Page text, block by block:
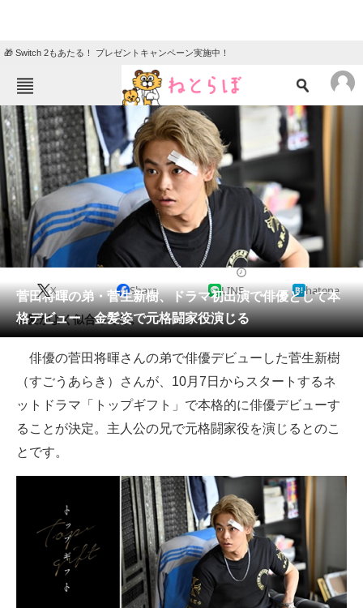
🎁 Switch 2もあたる！ プレゼントキャンペーン実施中！
ねとらぼメニュー
TOP ニュース
エンタメ クイズ
グルメ
住まい 教育・育児
リサーチ
会員記事
メディア
注目記事を集めた総合ページ
ITの今と未来を見通す
スマホと通信の最新トレンド
好きが集まる 比べて選べる
ビジネスと働き方のヒント
AI活用のいまが分かる
菅田将暉の弟・菅生新樹、ドラマ初出演で俳優として本
格デビュー 金髪姿で元格闘家役演じる
X Share LINE hatena
金髪がよく似合ってる。
俳優の菅田将暉さんの弟で俳優デビューした菅生新樹
（すごうあらき）さんが、10月7日からスタートするネ
ットドラマ「トップギフト」で本格的に俳優デビューす
ることが決定。主人公の兄で元格闘家役を演じるとのこ
とです。